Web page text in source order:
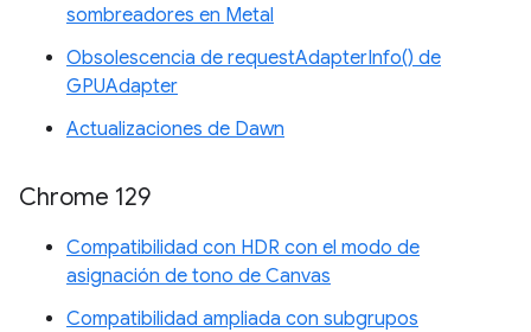
sombreadores en Metal
Obsolescencia de requestAdapterInfo() de
GPUAdapter
Actualizaciones de Dawn
Chrome 129
Compatibilidad con HDR con el modo de
asignación de tono de Canvas
Compatibilidad ampliada con subgrupos